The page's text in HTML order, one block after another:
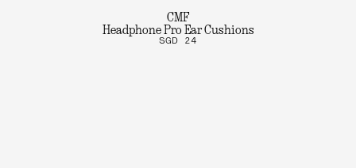
CMF
Headphone Pro Ear Cushions
SGD 24